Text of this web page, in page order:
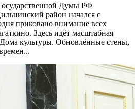
Думы РФ
район начался с
приковано внимание всех
Здесь идёт масштабная
культуры. Обновлённые стены,